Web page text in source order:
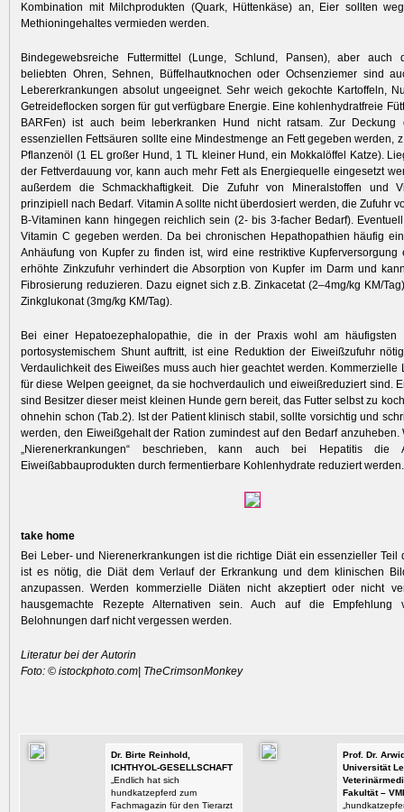
Kombination mit Milchprodukten (Quark, Hüttenkäse) an, Eier sollten
Methioningehaltes vermieden werden.
Bindegewebsreiche Futtermittel (Lunge, Schlund, Pansen), aber auch
beliebten Ohren, Sehnen, Büffelhautknochen oder Ochsenziemer sind
Lebererkrankungen absolut ungeeignet. Sehr weich gekochte Kartoffeln,
Getreide­flocken sorgen für gut verfügbare Energie. Eine kohlenhydratfreie
BARFen) ist auch beim leberkranken Hund nicht ratsam. Zur Deckung
essenziellen Fettsäuren sollte eine Mindestmenge an Fett gegeben werden,
Pflanzenöl (1 EL großer Hund, ­1 TL kleiner Hund, ein Mokkalöffel Katze).
der Fettverdauung vor, kann auch mehr Fett als Energiequelle eingesetzt
außerdem die Schmackhaftigkeit. Die Zufuhr von Mineralstoffen und
prinzipiell nach Bedarf. Vitamin A sollte nicht über­dosiert werden, die Zufuhr
B-Vitaminen kann hingegen reichlich sein (2- bis 3-facher Bedarf).
Vitamin C gegeben werden. Da bei chronischen Hepathopathien häufig
Anhäufung von Kupfer zu finden ist, wird eine restriktive Kupferversorgung
erhöhte Zinkzufuhr verhindert die Absorption von Kupfer im Darm und
Fibrosierung reduzieren. Dazu eignet sich z.B. Zinkacetat (2–4mg/kg KM/
Zinkglukonat (3mg/kg KM/Tag).
Bei einer Hepatoezephalopathie, die in der Praxis wohl am häufigsten
portosystemischem Shunt auftritt, ist eine Reduktion der Eiweißzufuhr
Verdaulichkeit des Eiweißes muss auch hier geachtet werden. Kommerzielle
für diese Welpen geeignet, da sie hochverdaulich und eiweißreduziert sind.
sind Besitzer dieser meist kleinen Hunde gern bereit, das Futter selbst zu
ohnehin schon (Tab.2). Ist der Patient klinisch stabil, sollte vorsichtig und
werden, den Eiweißgehalt der Ration zumindest auf den Bedarf anzuheben.
„Nierenerkrankungen“ beschrieben, kann auch bei Hepatitis die
Eiweißabbauprodukten durch fermentierbare Kohlenhydrate reduziert werden.
take home
Bei Leber- und Nierenerkrankungen ist die richtige Diät ein essenzieller Teil
ist es nötig, die Diät dem Verlauf der Erkrankung und dem klinischen
anzupassen. Werden kommerzielle Diäten nicht akzeptiert oder nicht
hausgemachte Rezepte Alternativen sein. Auch auf die Empfehlung
Belohnungen darf nicht vergessen werden.
Literatur bei der Autorin
Foto: © istockphoto.com| TheCrimsonMonkey
Dr. Birte Reinhold,
ICHTHYOL-GESELLSCHAFT
„Endlich hat sich
hundkatzepferd zum
Fachmagazin für den Tierarzt
Prof. Dr.
Universität
Fakultät –